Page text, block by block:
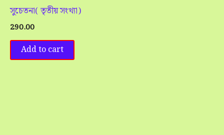
সুচেতনা( তৃতীয় সংখ্যা)
290.00
Add to cart